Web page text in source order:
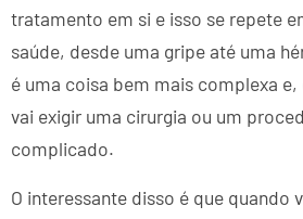
tratamento em si e isso se repete
saúde, desde uma gripe até uma
é uma coisa bem mais complexa e,
vai exigir uma cirurgia ou um
complicado.
O interessante disso é que quando